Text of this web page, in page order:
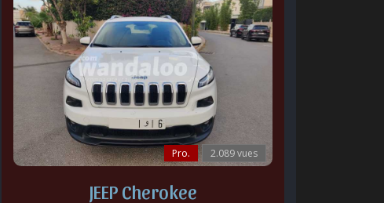
Pro. 2.089 vues
JEEP Cherokee